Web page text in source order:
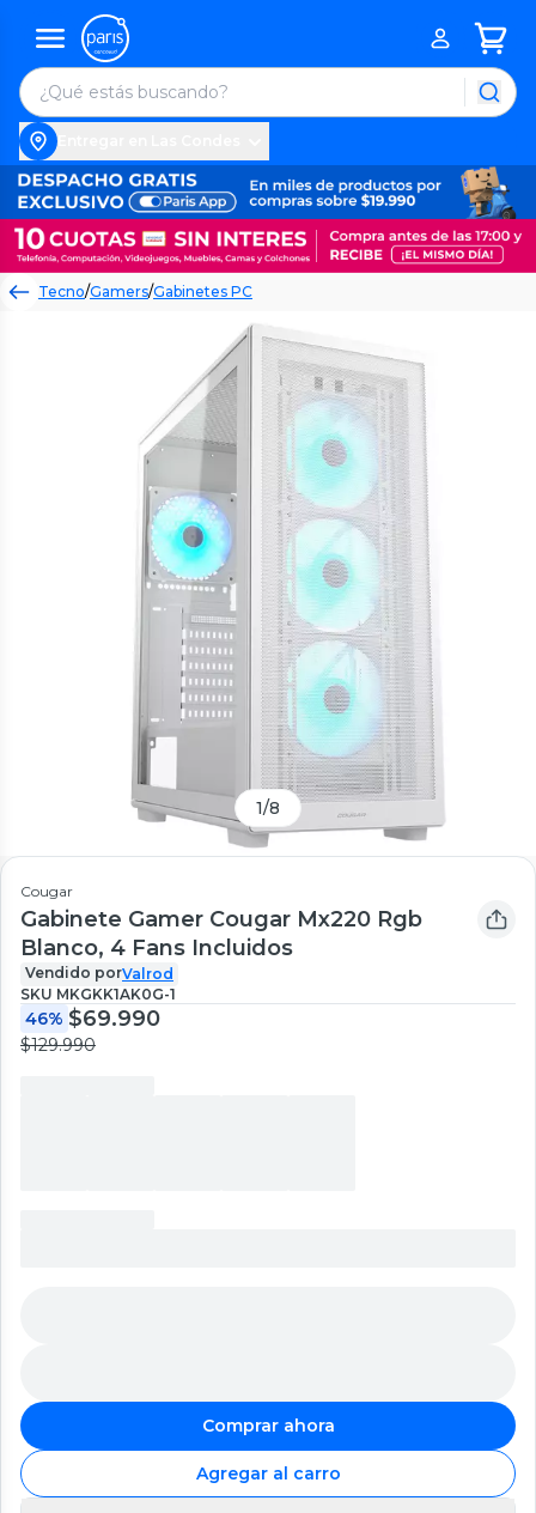
Tecno/Gamers/Gabinetes PC
1/8
Cougar
Gabinete Gamer Cougar Mx220 Rgb
Blanco, 4 Fans Incluidos
Vendido porValrod
SKU MKGKK1AK0G-1
46% $69.990
$129.990
Comprar ahora
Agregar al carro